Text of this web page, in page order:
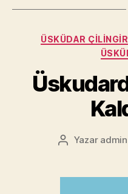
ÜSKÜDAR ÇILINGIR
Yazının
Yazar admin